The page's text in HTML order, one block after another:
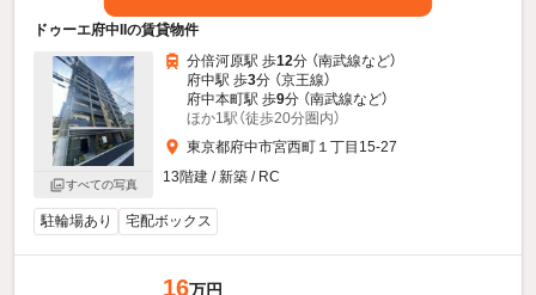
ドゥーエ府中IIの賃貸物件
すべての写真
分倍河原駅 歩12分 （南武線など）
府中駅 歩3分 （京王線）
府中本町駅 歩9分 （南武線など）
ほか1駅（徒歩20分圏内）
東京都府中市宮西町１丁目15-27
13階建 / 新築 / RC
駐輪場あり 宅配ボックス
16万円